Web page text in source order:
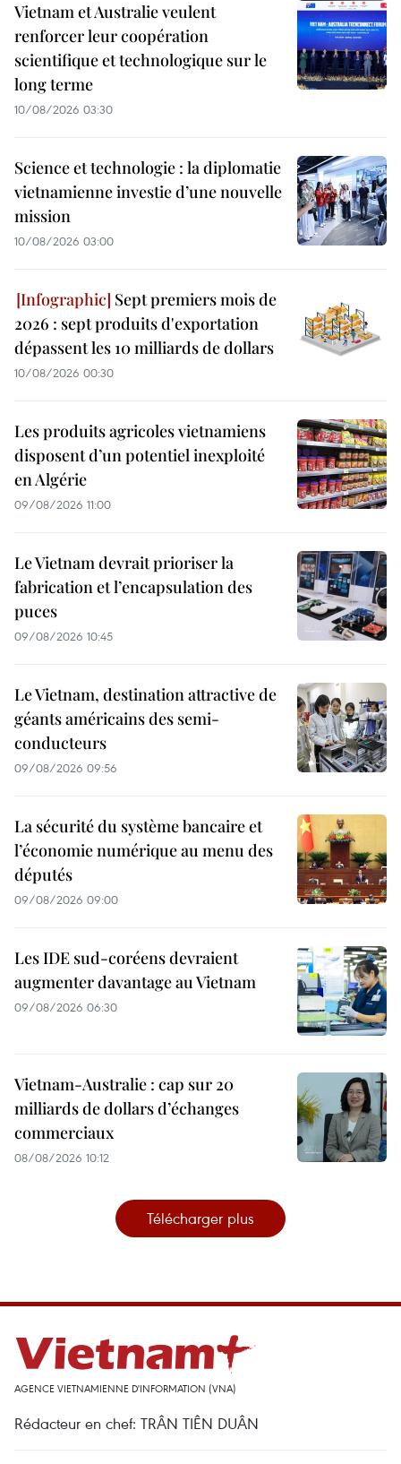
Vietnam et Australie veulent
renforcer leur coopération
scientifique et technologique sur le
long terme
10/08/2026 03:30
Science et technologie : la diplomatie
vietnamienne investie d’une nouvelle
mission
10/08/2026 03:00
Sept premiers mois de
2026 : sept produits d'exportation
dépassent les 10 milliards de dollars
10/08/2026 00:30
Les produits agricoles vietnamiens
disposent d’un potentiel inexploité
en Algérie
09/08/2026 11:00
Le Vietnam devrait prioriser la
fabrication et l’encapsulation des
puces
09/08/2026 10:45
Le Vietnam, destination attractive de
géants américains des semi-
conducteurs
09/08/2026 09:56
La sécurité du système bancaire et
l’économie numérique au menu des
députés
09/08/2026 09:00
Les IDE sud-coréens devraient
augmenter davantage au Vietnam
09/08/2026 06:30
Vietnam-Australie : cap sur 20
milliards de dollars d’échanges
commerciaux
08/08/2026 10:12
Télécharger plus
AGENCE VIETNAMIENNE D'INFORMATION (VNA)
Rédacteur en chef: TRÂN TIÊN DUÂN